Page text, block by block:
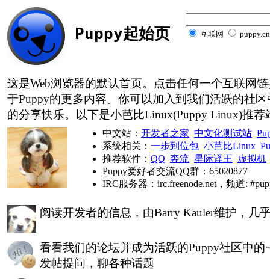
Puppy起始页 互联网
这是Web浏览器的默认首页。点击任何一个互联网
于Puppy的更多内容。你可以加入到我们活跃的社
的分享快乐。以下是小芭比Linux(Puppy Linux)推荐
中文站： 开发者之家 中文化测试站
系统相关： 一步到位包 小芭比Linux
推荐软件： QQ 奔流 星际译王
虚拟机
Puppy爱好者交流QQ群：65020877
IRC服务器：irc.freenode.net，频道:
阅读开发者的信息，由Barry Kauler维护，几
看看我们的论坛并成为活跃的Puppy社区中
发帖提问，聊各种话题